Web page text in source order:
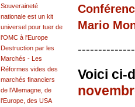
Mario
Voici ci-
Souveraineté
nationale est un kit
universel pour tuer de
l'OMC à l'Europe
Destruction par les
Marchés - Les
Réformes vides des
marchés financiers
de l'Allemagne, de
l'Europe, des USA